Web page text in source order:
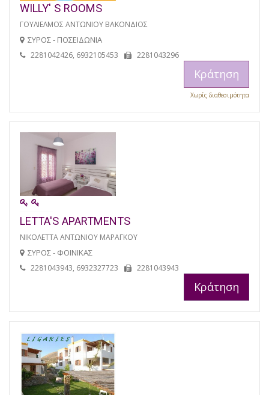
WILLY' S ROOMS
ΓΟΥΛΙΕΛΜΟΣ ΑΝΤΩΝΙΟΥ ΒΑΚΟΝΔΙΟΣ
ΣΥΡΟΣ - ΠΟΣΕΙΔΩΝΙΑ
2281042426, 6932105453 2281043296
Κράτηση
Χωρίς διαθεσιμότητα
LETTA'S APARTMENTS
ΝΙΚΟΛΕΤΤΑ ΑΝΤΩΝΙΟΥ ΜΑΡΑΓΚΟΥ
ΣΥΡΟΣ - ΦΟΙΝΙΚΑΣ
2281043943, 6932327723 2281043943
Κράτηση